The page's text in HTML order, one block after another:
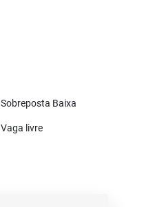
Sobreposta Baixa
Vaga livre